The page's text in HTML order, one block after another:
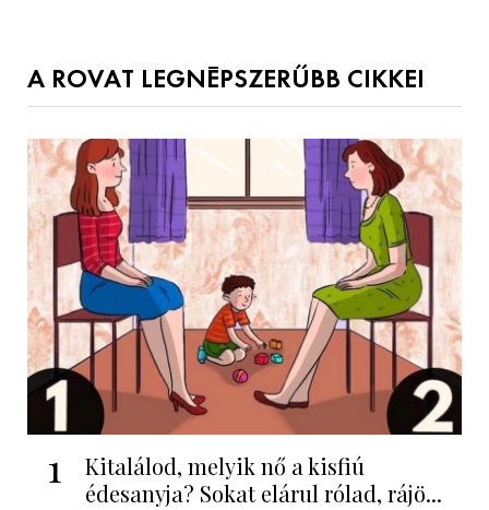
A ROVAT LEGNÉPSZERŰBB CIKKEI
1
Kitalálod, melyik nő a kisfiú
édesanyja? Sokat elárul rólad, rájö...